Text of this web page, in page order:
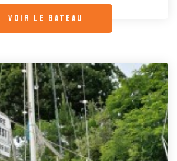
voir le bateau